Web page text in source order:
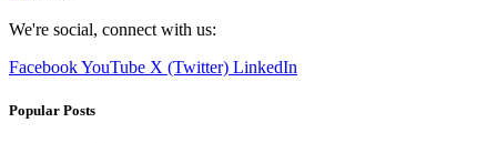
We're social, connect with us:
FacebookYouTube X (Twitter) LinkedIn
Popular Posts